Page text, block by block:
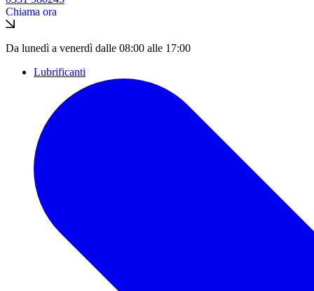
Chiama ora
Da lunedì a venerdì dalle 08:00 alle 17:00
Lubrificanti